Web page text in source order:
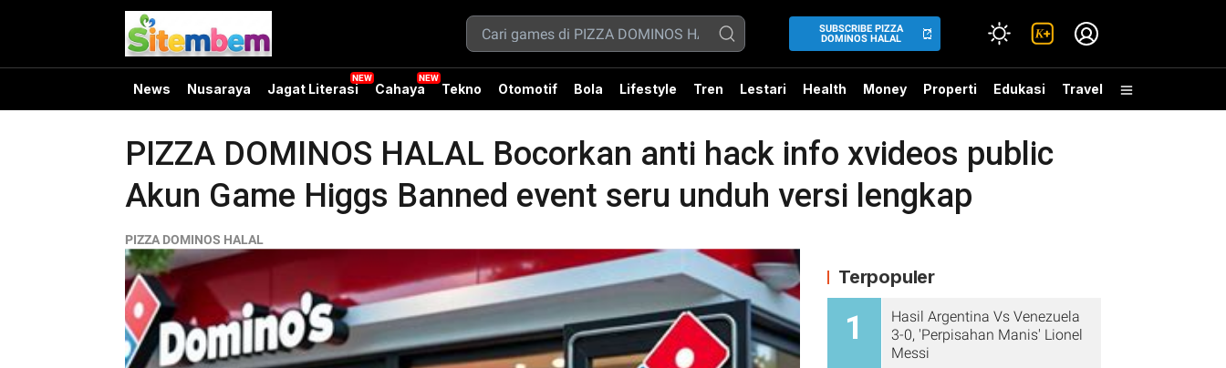
SUBSCRIBE PIZZA
DOMINOS HALAL
News Nusaraya Jagat Literasi Cahaya Tekno Otomotif Bola Lifestyle Tren Lestari Health Money Properti Edukasi Travel
PIZZA DOMINOS HALAL Bocorkan anti hack info xvideos public
Akun Game Higgs Banned event seru unduh versi lengkap
PIZZA DOMINOS HALAL
Terpopuler
1
Hasil Argentina Vs Venezuela
3-0, 'Perpisahan Manis' Lionel
Messi